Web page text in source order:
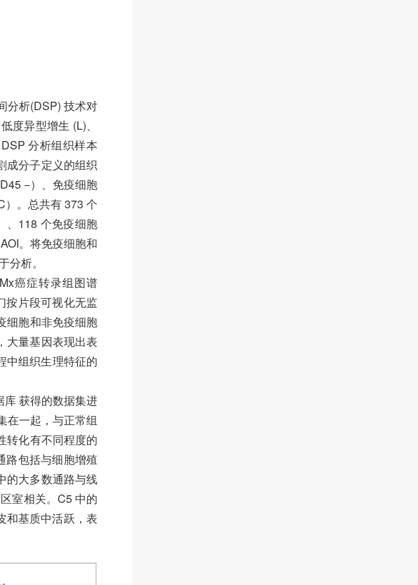
分析(DSP) 技术对
度异型增生 (L)、
分析组织样本
成分子定义的组织
−）、免疫细胞
）。总共有 373 个
、118 个免疫细胞
。将免疫细胞和
析。
癌症转录组图谱
按片段可视化无监
细胞和非免疫细胞
大量基因表现出表
中组织生理特征的
获得的数据集进
在一起，与正常组
转化有不同程度的
路包括与细胞增殖
的大多数通路与线
室相关。C5 中的
和基质中活跃，表